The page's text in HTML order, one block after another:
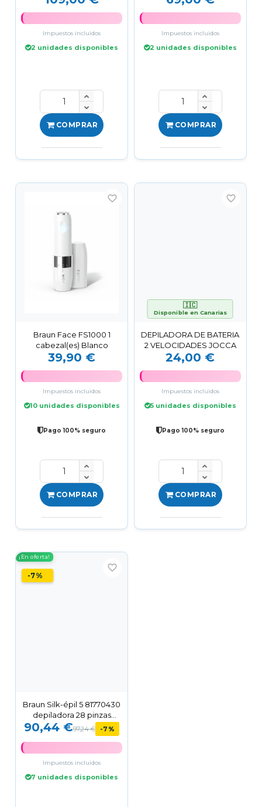
Impuestos incluidos
2 unidades disponibles
COMPRAR
Impuestos incluidos
2 unidades disponibles
COMPRAR
favorite_border
Braun Face FS1000 1
cabezal(es) Blanco
39,90 €
Impuestos incluidos
10 unidades disponibles
Pago 100% seguro
COMPRAR
🇮🇨
Disponible en Canarias
favorite_border
DEPILADORA DE BATERIA
2 VELOCIDADES JOCCA
24,00 €
Impuestos incluidos
5 unidades disponibles
Pago 100% seguro
COMPRAR
¡En oferta!
-7%
favorite_border
Braun Silk-épil 5 81770430
depiladora 28 pinzas
Blanco
90,44 €97,24 € -7%
Impuestos incluidos
7 unidades disponibles